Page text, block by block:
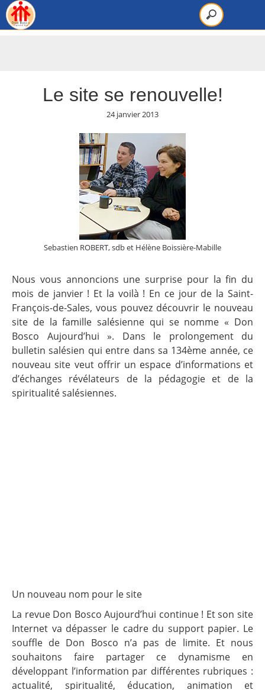
Le site se renouvelle!
24 janvier 2013
Sebastien ROBERT, sdb et Hélène Boissière-Mabille
Nous vous annoncions une surprise pour la fin du
mois de janvier ! Et la voilà ! En ce jour de la Saint-
François-de-Sales, vous pouvez découvrir le nouveau
site de la famille salésienne qui se nomme « Don
Bosco Aujourd’hui ». Dans le prolongement du
bulletin salésien qui entre dans sa 134ème année, ce
nouveau site veut offrir un espace d’informations et
d’échanges révélateurs de la pédagogie et de la
spiritualité salésiennes.
Un nouveau nom pour le site
La revue Don Bosco Aujourd’hui continue ! Et son site
Internet va dépasser le cadre du support papier. Le
souffle de Don Bosco n’a pas de limite. Et nous
souhaitons faire partager ce dynamisme en
développant l’information par différentes rubriques :
actualité, spiritualité, éducation, animation et